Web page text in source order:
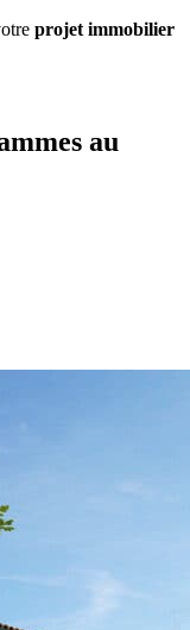
projet immobilier
au